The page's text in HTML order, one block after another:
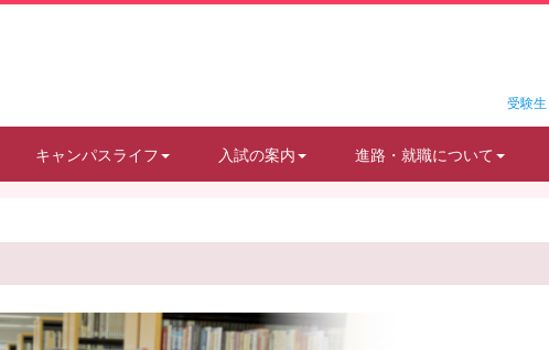
受験生
キャンパスライフ 入試の案内 進路・就職について